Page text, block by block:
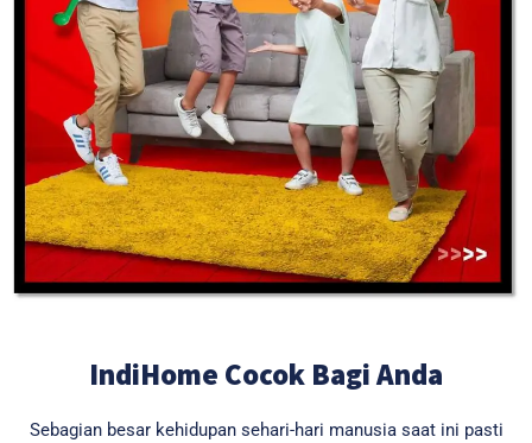
IndiHome Cocok Bagi Anda
Sebagian besar kehidupan sehari-hari manusia saat ini pasti